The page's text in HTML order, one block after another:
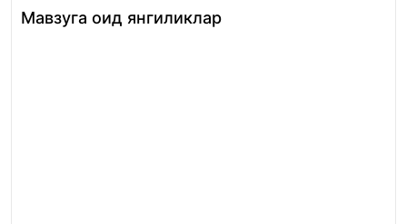
Мавзуга оид янгиликлар